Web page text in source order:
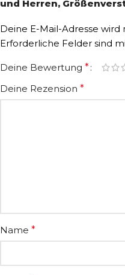
und Herren,
Deine E-Mail-Adresse
Erforderliche Felder sind
Deine Bewertung *
Deine Rezension *
Name *